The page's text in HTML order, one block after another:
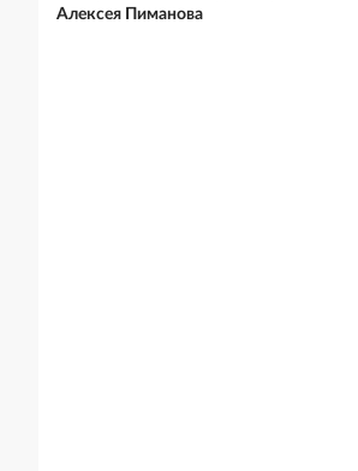
Алексея Пиманова